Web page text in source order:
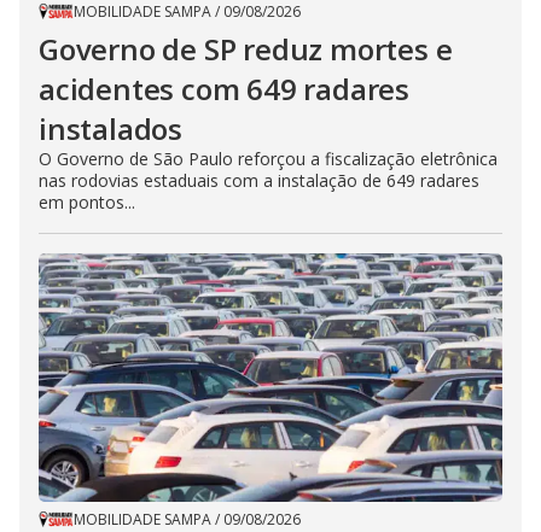
MOBILIDADE SAMPA/ 09/08/2026
Governo de SP reduz mortes e
acidentes com 649 radares
instalados
O Governo de São Paulo reforçou a fiscalização eletrônica
nas rodovias estaduais com a instalação de 649 radares
em pontos...
MOBILIDADE SAMPA/ 09/08/2026